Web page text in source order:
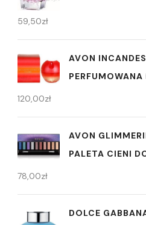
59,50zł
AVON
120,00zł
AVON
PALETA CIENI
78,00zł
DOLCE